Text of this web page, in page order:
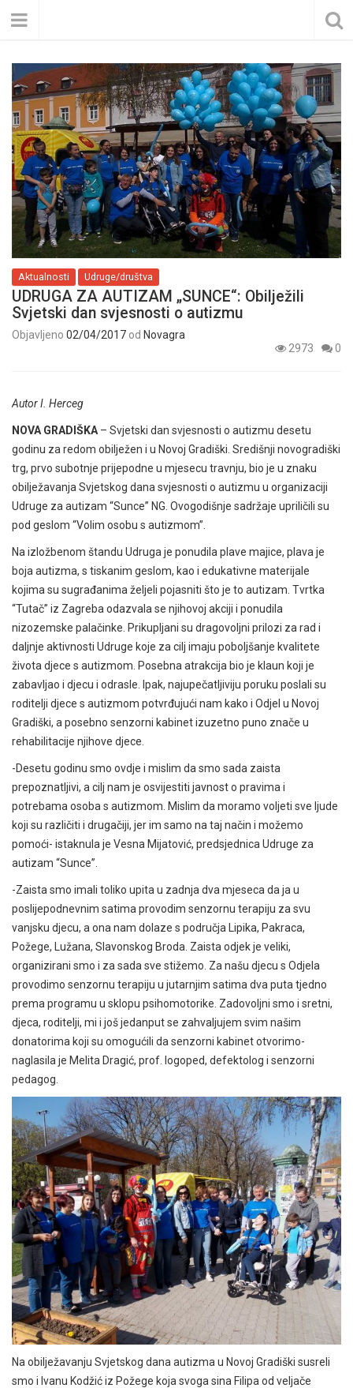
Aktualnosti Udruge/društva
UDRUGA ZA AUTIZAM „SUNCE“: Obilježili
Svjetski dan svjesnosti o autizmu
Objavljeno 02/04/2017 od Novagra
2973
0
Autor I. Herceg
NOVA GRADIŠKA– Svjetski dan svjesnosti o autizmu desetu
godinu za redom obilježen i u Novoj Gradiški. Središnji novogradiški
trg, prvo subotnje prijepodne u mjesecu travnju, bio je u znaku
obilježavanja Svjetskog dana svjesnosti o autizmu u organizaciji
Udruge za autizam “Sunce” NG. Ovogodišnje sadržaje upriličili su
pod geslom “Volim osobu s autizmom”.
Na izložbenom štandu Udruga je ponudila plave majice, plava je
boja autizma, s tiskanim geslom, kao i edukativne materijale
kojima su sugrađanima željeli pojasniti što je to autizam. Tvrtka
“Tutač” iz Zagreba odazvala se njihovoj akciji i ponudila
nizozemske palačinke. Prikupljani su dragovoljni prilozi za rad i
daljnje aktivnosti Udruge koje za cilj imaju poboljšanje kvalitete
života djece s autizmom. Posebna atrakcija bio je klaun koji je
zabavljao i djecu i odrasle. Ipak, najupečatljiviju poruku poslali su
roditelji djece s autizmom potvrđujući nam kako i Odjel u Novoj
Gradiški, a posebno senzorni kabinet izuzetno puno znače u
rehabilitacije njihove djece.
-Desetu godinu smo ovdje i mislim da smo sada zaista
prepoznatljivi, a cilj nam je osvijestiti javnost o pravima i
potrebama osoba s autizmom. Mislim da moramo voljeti sve ljude
koji su različiti i drugačiji, jer im samo na taj način i možemo
pomoći- istaknula je Vesna Mijatović, predsjednica Udruge za
autizam “Sunce”.
-Zaista smo imali toliko upita u zadnja dva mjeseca da ja u
poslijepodnevnim satima provodim senzornu terapiju za svu
vanjsku djecu, a ona nam dolaze s područja Lipika, Pakraca,
Požege, Lužana, Slavonskog Broda. Zaista odjek je veliki,
organizirani smo i za sada sve stižemo. Za našu djecu s Odjela
provodimo senzornu terapiju u jutarnjim satima dva puta tjedno
prema programu u sklopu psihomotorike. Zadovoljni smo i sretni,
djeca, roditelji, mi i još jedanput se zahvaljujem svim našim
donatorima koji su omogućili da senzorni kabinet otvorimo-
naglasila je Melita Dragić, prof. logoped, defektolog i senzorni
pedagog.
Na obilježavanju Svjetskog dana autizma u Novoj Gradiški susreli
smo i Ivanu Kodžić iz Požege koja svoga sina Filipa od veljače